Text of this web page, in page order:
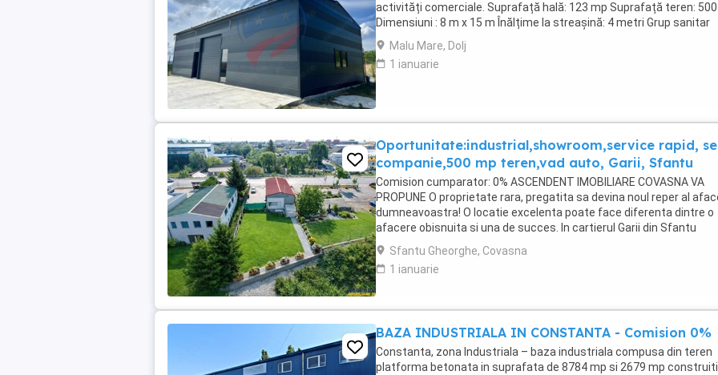
activități comerciale. Suprafață hală: 123 mp Suprafață teren:
Dimensiuni : 8 m x 15 m Înălțime la streașină: 4 metri Grup sanitar
Racordată la curent electric Construcție ...
Malu Mare, Dolj
1 ianuarie
Oportunitate:industrial,showroom,service rapid,
companie,500 mp teren,vad auto, Garii, Sfantu
Comision cumparator: 0% ASCENDENT IMOBILIARE COVASNA VA
PROPUNE O proprietate rara, pregatita sa devina noul reper al
dumneavoastra! O locatie excelenta poate face diferenta dintre o
afacere obisnuita si una de succes. In cartierul Garii din Sfantu
Gheorghe va prezentam o proprietate versatila, ...
Sfantu Gheorghe, Covasna
1 ianuarie
BAZA INDUSTRIALA IN CONSTANTA - Comision 0%
Constanta, zona Industriala – baza industriala compusa din teren
platforma betonata in suprafata de 8784 mp si 2679 mp construiti